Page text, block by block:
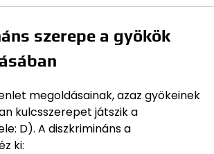
szerepe a gyökök
megoldásainak, azaz gyökeinek
kulcsszerepet játszik a
D). A diszkrimináns a
ki: